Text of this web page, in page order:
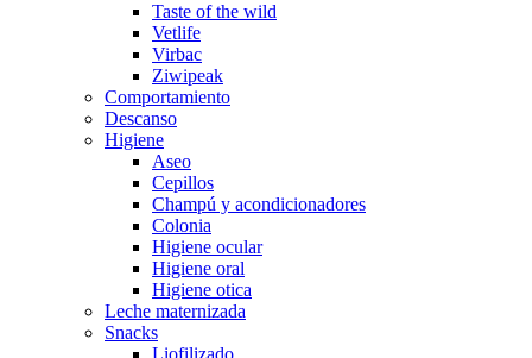
Taste of the wild
Vetlife
Virbac
Ziwipeak
Comportamiento
Descanso
Higiene
Aseo
Cepillos
Champú y acondicionadores
Colonia
Higiene ocular
Higiene oral
Higiene otica
Leche maternizada
Snacks
Liofilizado